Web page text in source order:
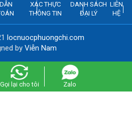
XÁC THỰC
THÔNG TIN
DANH SÁCH
ĐẠI LÝ
LIÊN
HỆ
locnuocphuongchi.com
by Viễn Nam
Gọi lại cho tôi Zalo